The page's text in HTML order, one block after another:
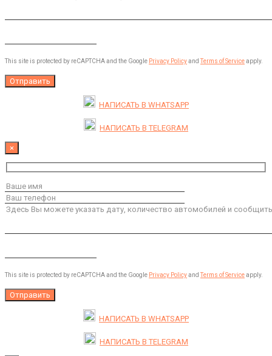
This site is protected by reCAPTCHA and the Google Privacy PolicyandTerms of Serviceapply.
НАПИСАТЬ В WHATSAPP
НАПИСАТЬ ВTELEGRAM
×
This site is protected by reCAPTCHA and the Google Privacy PolicyandTerms of Serviceapply.
НАПИСАТЬ В WHATSAPP
НАПИСАТЬ ВTELEGRAM